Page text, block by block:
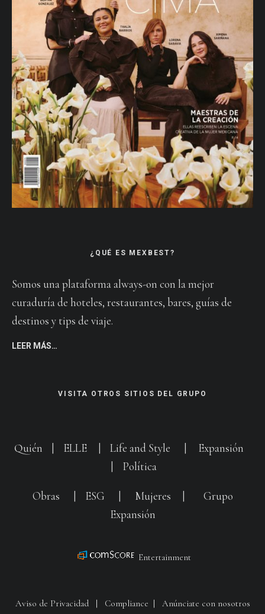
¿QUÉ ES MEXBEST?
Somos una plataforma always-on con la mejor
curaduría de hoteles, restaurantes, bares, guías de
destinos y tips de viaje.
LEER MÁS…
VISITA OTROS SITIOS DEL GRUPO
Quién ELLE Life and Style
Expansión
Política
Obras ESG Mujeres
Grupo
Expansión
Entertainment
Aviso de Privacidad| Compliance | Anúnciate con nosotros